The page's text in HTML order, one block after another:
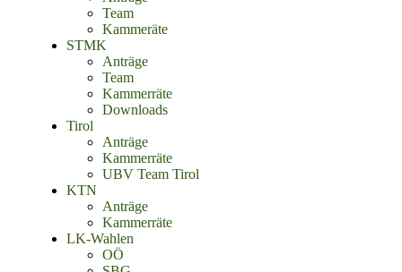
Team
Kammeräte
STMK
Anträge
Team
Kammerräte
Downloads
Tirol
Anträge
Kammerräte
UBV Team Tirol
KTN
Anträge
Kammerräte
LK-Wahlen
OÖ